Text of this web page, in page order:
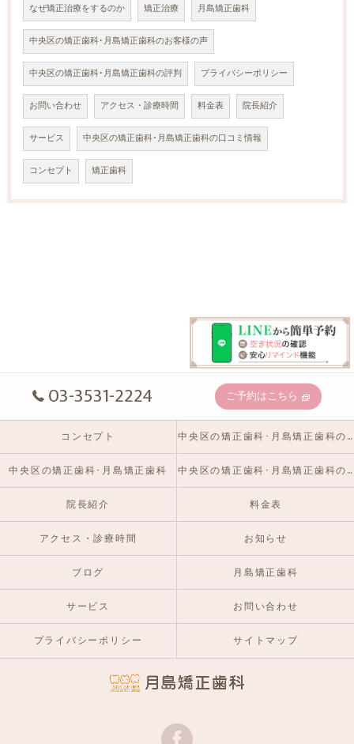
なぜ矯正治療をするのか 矯正治療 月島矯正歯科
中央区の矯正歯科･月島矯正歯科のお客様の声
中央区の矯正歯科･月島矯正歯科の評判 プライバシーポリシー
お問い合わせ アクセス・診療時間 料金表 院長紹介
サービス 中央区の矯正歯科･月島矯正歯科の口コミ情報
コンセプト 矯正歯科
03-3531-2224 ご予約はこちら
コンセプト 中央区の矯正歯科･月島矯正歯科の口コミ情報
中央区の矯正歯科･月島矯正歯科 中央区の矯正歯科･月島矯正歯科のお客様の声
院長紹介 料金表
アクセス・診療時間 お知らせ
ブログ 月島矯正歯科
サービス お問い合わせ
プライバシーポリシー サイトマップ